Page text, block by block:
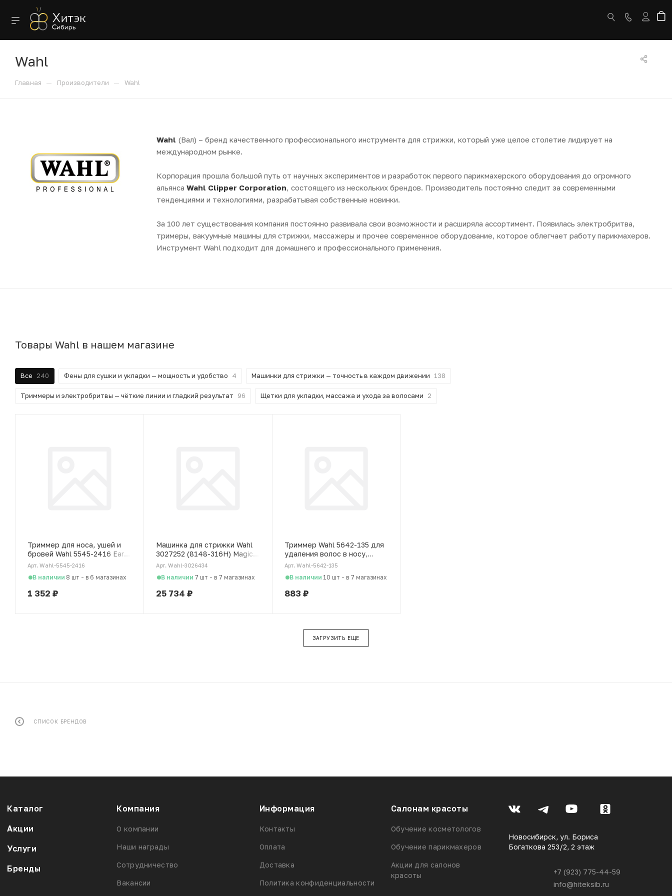
Wahl
Главная — Производители — Wahl
Wahl (Вал) – бренд качественного профессионального инструмента для стрижки, который уже целое столетие лидирует на
международном рынке.
Корпорация прошла большой путь от научных экспериментов и разработок первого парикмахерского оборудования до огромного
альянса Wahl Clipper Corporation, состоящего из нескольких брендов. Производитель постоянно следит за современными
тенденциями и технологиями, разрабатывая собственные новинки.
За 100 лет существования компания постоянно развивала свои возможности и расширяла ассортимент. Появилась электробритва,
тримеры, вакуумные машины для стрижки, массажеры и прочее современное оборудование, которое облегчает работу парикмахеров.
Инструмент Wahl подходит для домашнего и профессионального применения.
Товары Wahl в нашем магазине
Все 240 Фены для сушки и укладки — мощность и удобство 4 Машинки для стрижки — точность в каждом движении 138
Триммеры и электробритвы — чёткие линии и гладкий результат 96 Щетки для укладки, массажа и ухода за волосами 2
Триммер для носа, ушей и
бровей Wahl 5545-2416 Ear
Nose & Brow
Арт. Wahl-5545-2416
В наличии 8 шт - в 6 магазинах
1 352 ₽
Машинка для стрижки Wahl
3027252 (8148-316H) Magic
Clip Cordless 5star черная
Арт. Wahl-3026434
В наличии 7 шт - в 7 магазинах
25 734 ₽
Триммер Wahl 5642-135 для
удаления волос в носу,
чёрный
Арт. Wahl-5642-135
В наличии 10 шт - в 7 магазинах
883 ₽
ЗАГРУЗИТЬ ЕЩЕ
СПИСОК БРЕНДОВ
Каталог
Акции
Услуги
Бренды
Компания
О компании
Наши награды
Сотрудничество
Вакансии
Информация
Контакты
Оплата
Доставка
Политика конфиденциальности
Салонам красоты
Обучение косметологов
Обучение парикмахеров
Акции для салонов
красоты
Новосибирск, ул. Бориса
Богаткова 253/2, 2 этаж
+7 (923) 775-44-59
info@hiteksib.ru